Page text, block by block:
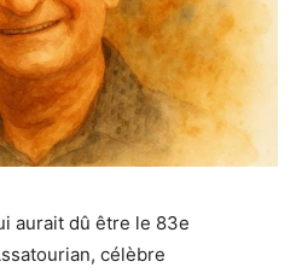
aurait dû être le 83e
célèbre